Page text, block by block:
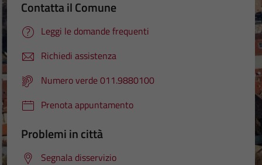
Contatta il Comune
Leggi le domande frequenti
Richiedi assistenza
Numero verde 011.9880100
Prenota appuntamento
Problemi in città
Segnala disservizio